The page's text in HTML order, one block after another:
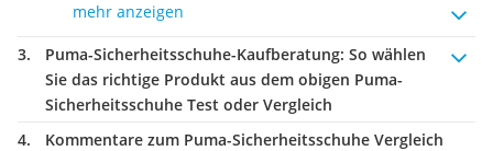
mehr anzeigen
Puma-Sicherheitsschuhe-Kaufberatung: So wählen
Sie das richtige Produkt aus dem obigen Puma-
Sicherheitsschuhe Test oder Vergleich
Kommentare zum Puma-Sicherheitsschuhe Vergleich